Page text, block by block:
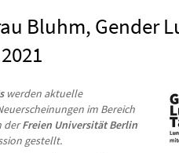
Bluhm, Gender
werden aktuelle
im Bereich
derFreien Universität Berlin
gestellt.